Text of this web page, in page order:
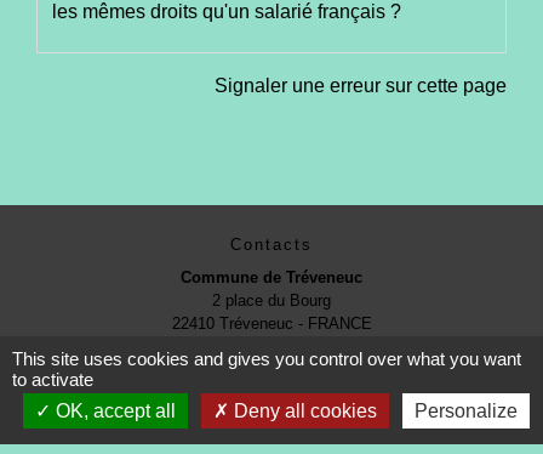
les mêmes droits qu'un salarié français ?
Signaler une erreur sur cette page
Contacts
Commune de Tréveneuc
2 place du Bourg
22410 Tréveneuc - FRANCE
This site uses cookies and gives you control over what you want
to activate
OK, accept all
Deny all cookies Personalize